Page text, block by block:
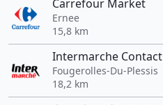
Carrefour Market
Ernee
15,8 km
Intermarche Contact
Fougerolles-Du-Plessis
18,2 km